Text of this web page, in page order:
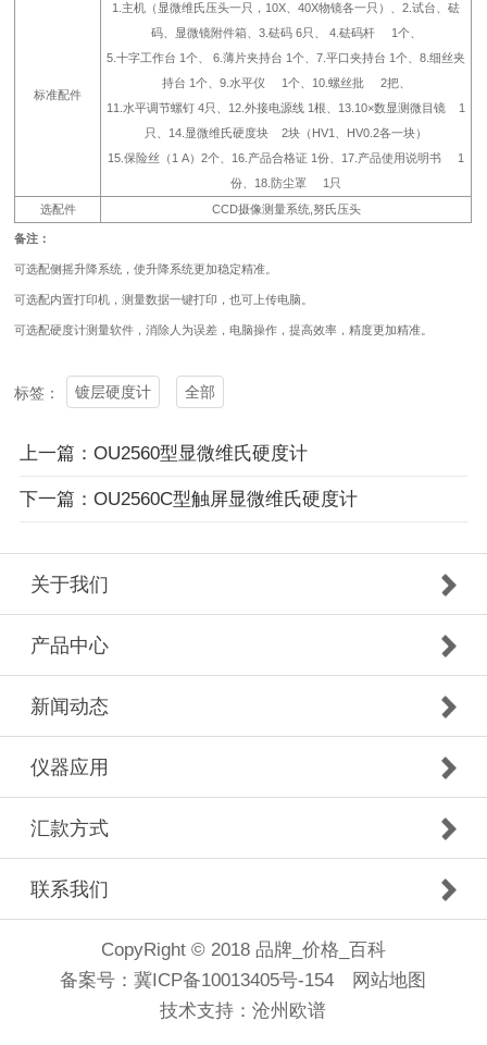
标准配件
1.主机（显微维氏压头一只，10X、40X物镜各一只）、2.试台、砝
码、显微镜附件箱、3.砝码 6只、 4.砝码杆 1个、
5.十字工作台 1个、 6.薄片夹持台 1个、7.平口夹持台 1个、8.细丝夹
持台 1个、9.水平仪 1个、10.螺丝批 2把、
11.水平调节螺钉 4只、12.外接电源线 1根、13.10×数显测微目镜 1
只、14.显微维氏硬度块 2块（HV1、HV0.2各一块）
15.保险丝（1 A）2个、16.产品合格证 1份、17.产品使用说明书 1
份、18.防尘罩 1只
选配件
CCD摄像测量系统,努氏压头
备注：
可选配侧摇升降系统，使升降系统更加稳定精准。
可选配内置打印机，测量数据一键打印，也可上传电脑。
可选配硬度计测量软件，消除人为误差，电脑操作，提高效率，精度更加精准。
标签： 镀层硬度计 全部
上一篇：OU2560型显微维氏硬度计
下一篇：OU2560C型触屏显微维氏硬度计
关于我们
产品中心
新闻动态
仪器应用
汇款方式
联系我们
CopyRight © 2018 品牌_价格_百科
备案号：冀ICP备10013405号-154
网站地图
技术支持：沧州欧谱